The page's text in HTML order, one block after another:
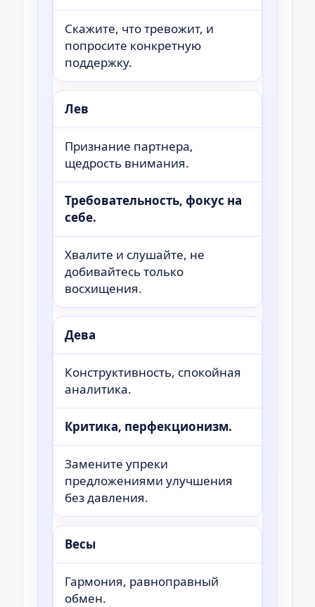
Скажите, что тревожит, и
попросите конкретную
поддержку.
Лев
Признание партнера,
щедрость внимания.
Требовательность, фокус на
себе.
Хвалите и слушайте, не
добивайтесь только
восхищения.
Дева
Конструктивность, спокойная
аналитика.
Критика, перфекционизм.
Замените упреки
предложениями улучшения
без давления.
Весы
Гармония, равноправный
обмен.